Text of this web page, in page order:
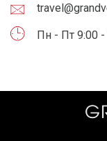
Пн - Пт 9:00 -